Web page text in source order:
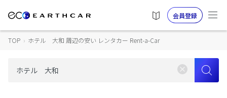
会員登録
TOP › ホテル 大和 周辺の安い レンタカー Rent-a-Car